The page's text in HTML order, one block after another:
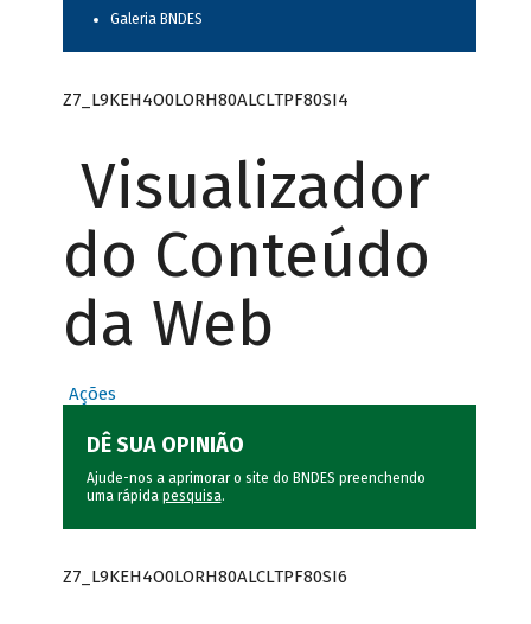
Galeria BNDES
Z7_L9KEH4O0LORH80ALCLTPF80SI4
Visualizador
do Conteúdo
da Web
Ações
DÊ SUA OPINIÃO
Ajude-nos a aprimorar o site do BNDES preenchendo
uma rápida pesquisa.
Z7_L9KEH4O0LORH80ALCLTPF80SI6